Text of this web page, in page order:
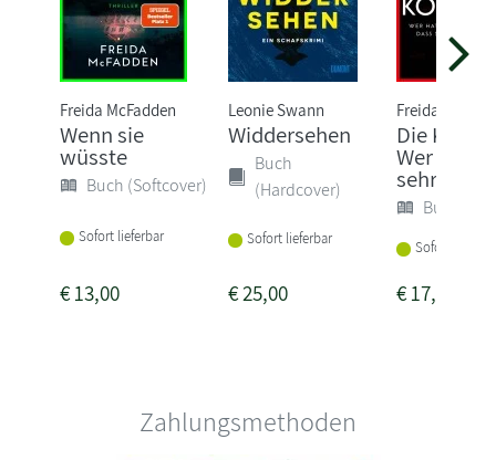
Freida McFadden
Wenn sie
wüsste
Buch (Softcover)
Sofort lieferbar
€13,00
Leonie Swann
Widdersehen
Buch
(Hardcover)
Sofort lieferbar
€25,00
Freida
Die
Wer hat
sehr
Buch
Sofort
€17,00
Zahlungsmethoden